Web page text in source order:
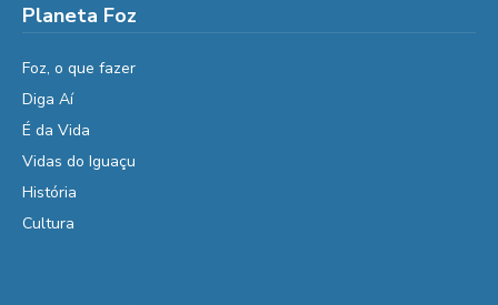
Planeta Foz
Foz, o que fazer
Diga Aí
É da Vida
Vidas do Iguaçu
História
Cultura